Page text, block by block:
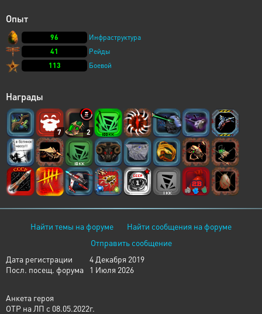
Опыт
96
Инфраструктура
41
Рейды
113
Боевой
Награды
7 2
Найти темы на форуме
Найти сообщения на форуме
Отправить сообщение
Дата регистрации
4 Декабря 2019
Посл. посещ. форума
1 Июля 2026
Анкета героя
ОТР на ЛП с 08.05.2022г.